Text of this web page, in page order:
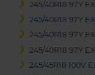
245/40R18 97Y
245/40R18 97Y
245/40R18 97Y
245/40R18 97Y
245/45R18 100V